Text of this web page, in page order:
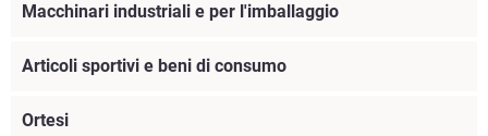
Macchinari industriali e per l'imballaggio
Articoli sportivi e beni di consumo
Ortesi